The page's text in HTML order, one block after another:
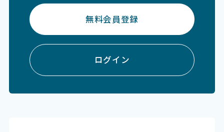
無料会員登録
ログイン